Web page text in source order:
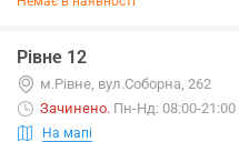
Рівне 12
м.Рівне, вул.Соборна, 262
Зачинено. Пн-Нд: 08:00-21:00
На мапі